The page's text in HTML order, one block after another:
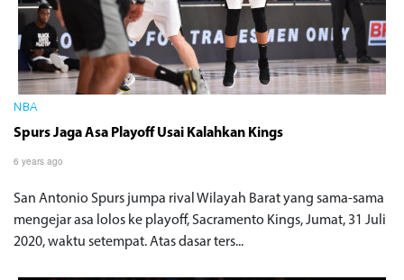
NBA
Spurs Jaga Asa Playoff Usai Kalahkan Kings
6 years ago
San Antonio Spurs jumpa rival Wilayah Barat yang sama-sama
mengejar asa lolos ke playoff, Sacramento Kings, Jumat, 31 Juli
2020, waktu setempat. Atas dasar ters...